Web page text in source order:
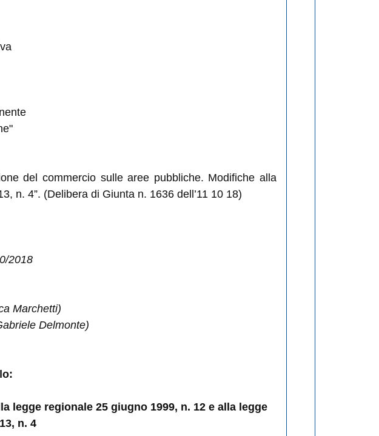
del commercio sulle aree pubbliche. Modifiche alla
n. 4”. (Delibera di Giunta n. 1636 dell’11 10 18)
2018
Marchetti)
Delmonte)
legge regionale 25 giugno 1999, n. 12 e alla legge
n. 4